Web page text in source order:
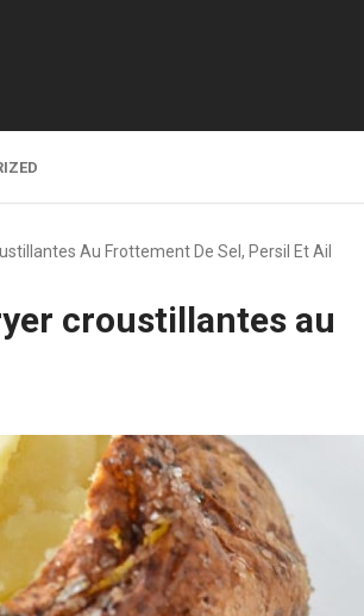
Au Frottement De Sel, Persil Et Ail
croustillantes au